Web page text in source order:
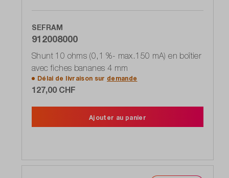
SEFRAM
912008000
Shunt 10 ohms (0,1 %- max.150 mA) en boîtier
avec fiches bananes 4 mm
Délai de livraison sur demande
127,00 CHF
Ajouter au panier